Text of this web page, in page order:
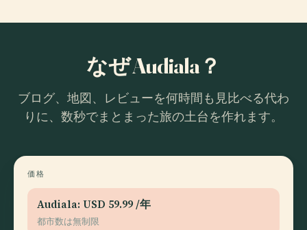
なぜ Audiala？
ブログ、地図、レビューを何時間も見比べる代わ
りに、数秒でまとまった旅の土台を作れます。
価格
Audiala: USD 59.99/年
都市数は無制限